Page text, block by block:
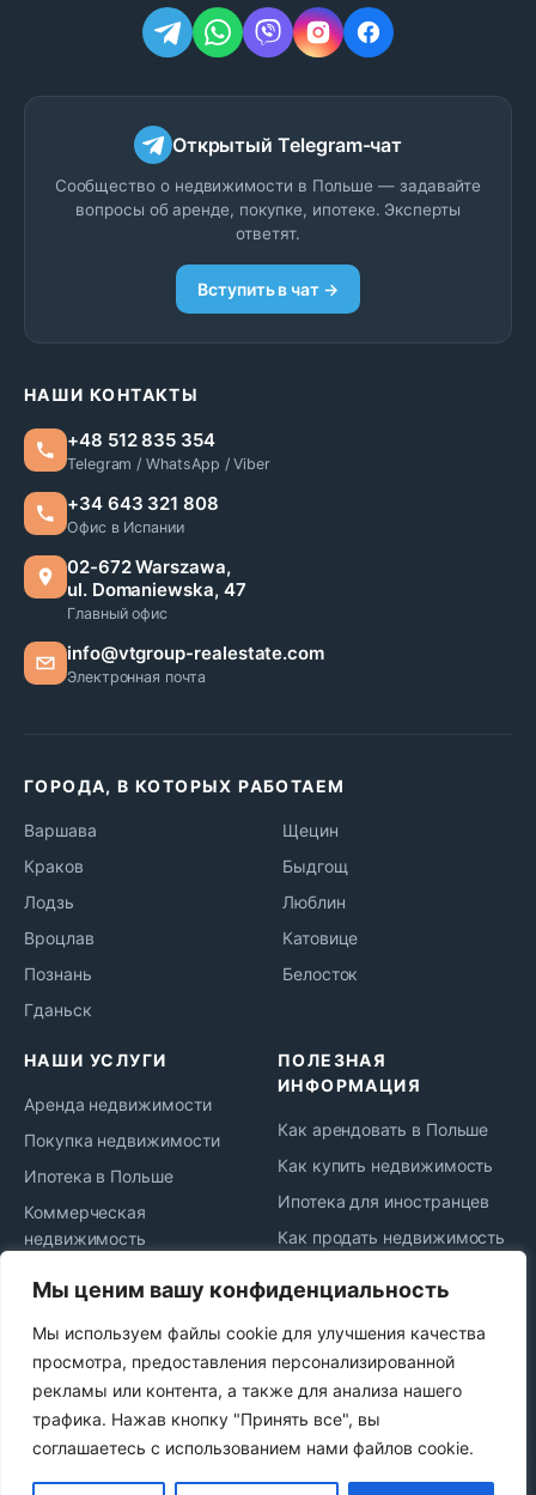
Мы ценим вашу конфиденциальность
Мы используем файлы cookie для улучшения качества
просмотра, предоставления персонализированной
рекламы или контента, а также для анализа нашего
трафика. Нажав кнопку "Принять все", вы
соглашаетесь с использованием нами файлов cookie.
Открытый Telegram-чат
Сообщество о недвижимости в Польше — задавайте
вопросы об аренде, покупке, ипотеке. Эксперты
ответят.
Вступить в чат →
НАШИ КОНТАКТЫ
+48 512 835 354
Telegram / WhatsApp / Viber
+34 643 321 808
Офис в Испании
02-672 Warszawa,
ul. Domaniewska, 47
Главный офис
info@vtgroup-realestate.com
Электронная почта
ГОРОДА, В КОТОРЫХ РАБОТАЕМ
Варшава
Краков
Лодзь
Вроцлав
Познань
Гданьск
Щецин
Быдгощ
Люблин
Катовице
Белосток
НАШИ УСЛУГИ
Аренда недвижимости
Покупка недвижимости
Ипотека в Польше
Коммерческая
недвижимость
сопровождение
Сдача в аренду
Продажа недвижимости
Najem okazjonalny
ПОЛЕЗНАЯ
ИНФОРМАЦИЯ
Как арендовать в Польше
Как купить недвижимость
Ипотека для иностранцев
Как продать недвижимость
Новости рынка
Политика
конфиденциальности